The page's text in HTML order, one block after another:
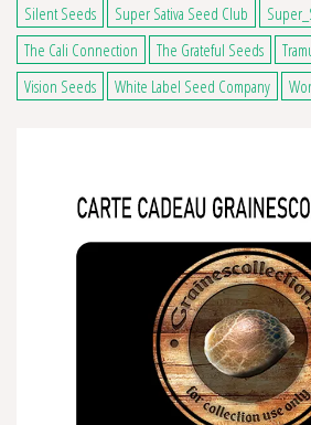
Silent Seeds Super Sativa Seed Club
The Cali Connection
The Grateful Seeds
Vision Seeds
White Label Seed Company